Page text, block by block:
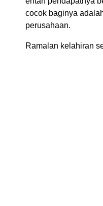
cocok baginya
perusahaan.
Ramalan kelahiran